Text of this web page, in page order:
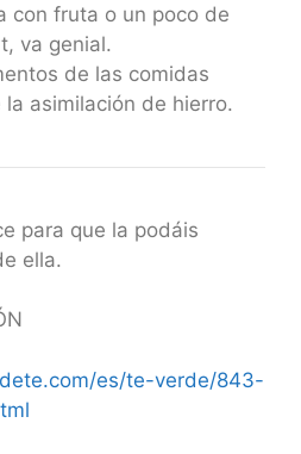
con fruta o un poco de
va genial.
de las comidas
la asimilación de hierro.
para que la podáis
ella.
es/te-verde/843-